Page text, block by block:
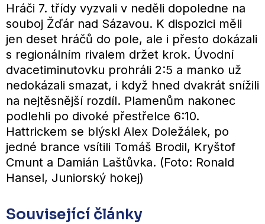
Hráči 7. třídy vyzvali v neděli dopoledne na
souboj Žďár nad Sázavou. K dispozici měli
jen deset hráčů do pole, ale i přesto dokázali
s regionálním rivalem držet krok. Úvodní
dvacetiminutovku prohráli 2:5 a manko už
nedokázali smazat, i když hned dvakrát snížili
na nejtěsnější rozdíl. Plamenům nakonec
podlehli po divoké přestřelce 6:10.
Hattrickem se blýskl Alex Doležálek, po
jedné brance vsítili Tomáš Brodil, Kryštof
Cmunt a Damián Laštůvka. (Foto: Ronald
Hansel, Juniorský hokej)
Související články